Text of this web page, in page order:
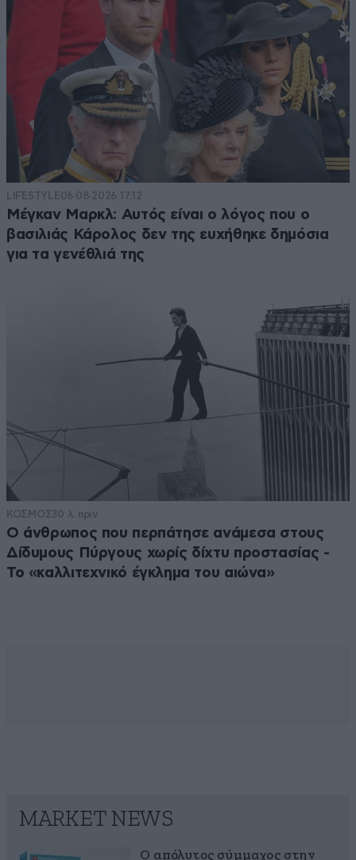
LIFESTYLE06·08·2026 17:12
Μέγκαν Μαρκλ: Αυτός είναι ο λόγος που ο
βασιλιάς Κάρολος δεν της ευχήθηκε δημόσια
για τα γενέθλιά της
ΚΟΣΜΟΣ30 λ. πριν
Ο άνθρωπος που περπάτησε ανάμεσα στους
Δίδυμους Πύργους χωρίς δίχτυ προστασίας -
Το «καλλιτεχνικό έγκλημα του αιώνα»
MARKET NEWS
Ο απόλυτος σύμμαχος στην